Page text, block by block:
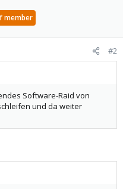
member
#2
Software-Raid von
und da weiter